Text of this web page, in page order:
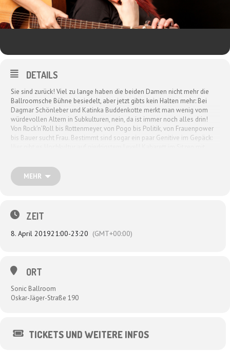
DETAILS
Sie sind zurück! Viel zu lange haben die beiden Damen nicht mehr die
Ballroomsche Bühne besiedelt, aber jetzt gibts kein Halten mehr: Bei
Dagmar Schönleber und Katinka Buddenkotte merkt man wenig vom
würdevollen Altern in Subkulturen, nein, da ist immer noch alles drin!
Von Rock’n’Roll bis Rottenmeyer, von Pogo bis Politik, von Frauenpower
bis Bauer sucht Frau. Bestimmt sind sogar ein paar Genitive im Gepäck:
Bestform! Lesen, Labern, Lieder.
Einlass: 20h; Beginn: 21h; Eintritt 8€
MEHR
ZEIT
8. April 201921:00-23:20 (GMT+00:00)
ORT
Sonic Ballroom
Oskar-Jäger-Straße 190
TICKETS UND WEITERE INFOS